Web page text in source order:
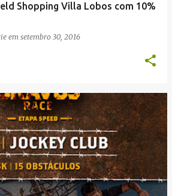
Shopping Villa Lobos com 10%
em setembro 30, 2016